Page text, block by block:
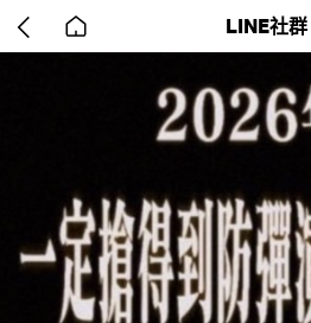
back
to
LINE社群